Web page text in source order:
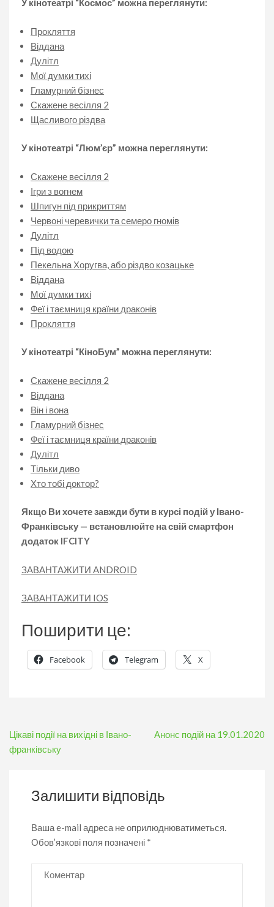
У кінотеатрі “Космос” можна переглянути:
Прокляття
Віддана
Дулітл
Мої думки тихі
Гламурний бізнес
Скажене весілля 2
Щасливого різдва
У кінотеатрі “Люм’єр” можна переглянути:
Скажене весілля 2
Ігри з вогнем
Шпигун під прикриттям
Червоні черевички та семеро гномів
Дулітл
Під водою
Пекельна Хоругва, або різдво козацьке
Віддана
Мої думки тихі
Феї і таємниця країни драконів
Прокляття
У кінотеатрі “КіноБум” можна переглянути:
Скажене весілля 2
Віддана
Він і вона
Гламурний бізнес
Феї і таємниця країни драконів
Дулітл
Тільки диво
Хто тобі доктор?
Якщо Ви хочете завжди бути в курсі подій у Івано-
Франківську — встановлюйте на свій смартфон
додаток IFCITY
ЗАВАНТАЖИТИ ANDROID
ЗАВАНТАЖИТИ IOS
Поширити це:
Facebook Telegram X
Навігація
записів
Цікаві події на вихідні в Івано-
франківську
Анонс подій на 19.01.2020
Залишити відповідь
Ваша e-mail адреса не оприлюднюватиметься.
Обов’язкові поля позначені *
Коментар